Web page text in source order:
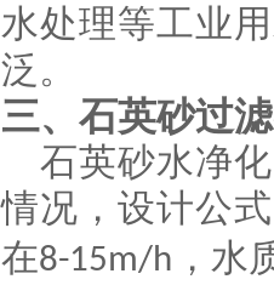
水处理等工业
泛。
三、石英砂过
石英砂水净
情况，设计公
在8-15m/h ，水